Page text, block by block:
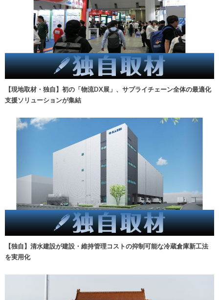
【現地取材・独自】初の「物流DX展」、サプライチェーン全体の最適化
支援ソリューションが集結
【独自】清水建設が建設・維持管理コストの抑制可能な冷蔵倉庫新工法
を実用化